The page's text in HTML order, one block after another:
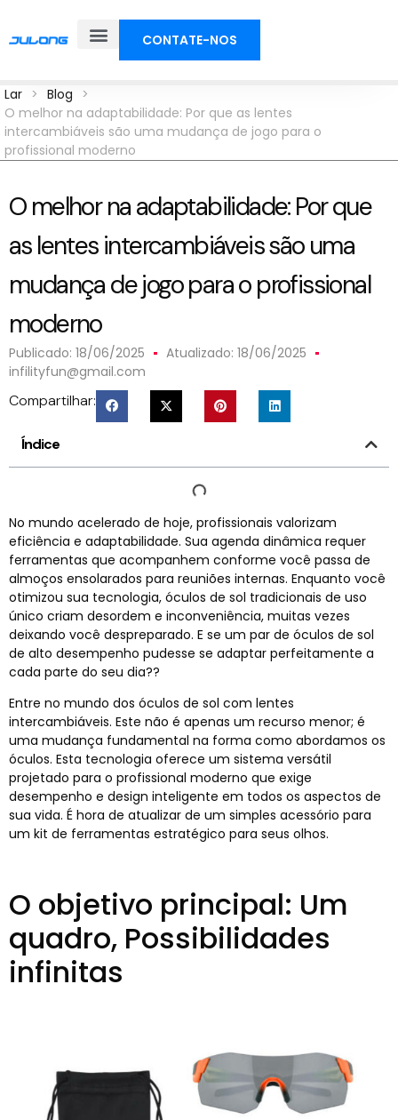
CONTATE-NOS
Lar > Blog
>
O melhor na adaptabilidade: Por que as lentes
intercambiáveis ​​são uma mudança de jogo para o
profissional moderno
O melhor na adaptabilidade: Por que
as lentes intercambiáveis ​​são uma
mudança de jogo para o profissional
moderno
Publicado: 18/06/2025
Atualizado: 18/06/2025
infilityfun@gmail.com
Compartilhar:
Índice
No mundo acelerado de hoje, profissionais valorizam
eficiência e adaptabilidade. Sua agenda dinâmica requer
ferramentas que acompanhem conforme você passa de
almoços ensolarados para reuniões internas. Enquanto você
otimizou sua tecnologia, óculos de sol tradicionais de uso
único criam desordem e inconveniência, muitas vezes
deixando você despreparado. E se um par de óculos de sol
de alto desempenho pudesse se adaptar perfeitamente a
cada parte do seu dia??
Entre no mundo dos óculos de sol com lentes
intercambiáveis. Este não é apenas um recurso menor; é
uma mudança fundamental na forma como abordamos os
óculos. Esta tecnologia oferece um sistema versátil
projetado para o profissional moderno que exige
desempenho e design inteligente em todos os aspectos de
sua vida. É hora de atualizar de um simples acessório para
um kit de ferramentas estratégico para seus olhos.
O objetivo principal: Um
quadro, Possibilidades
infinitas